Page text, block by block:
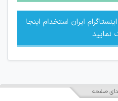
ایران استخدام اینجا
نمایید
صفحه